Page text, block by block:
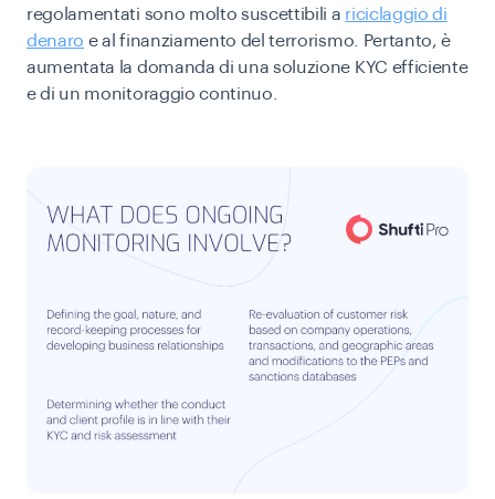
regolamentati sono molto suscettibili a riciclaggio di
denaro e al finanziamento del terrorismo. Pertanto, è
aumentata la domanda di una soluzione KYC efficiente
e di un monitoraggio continuo.